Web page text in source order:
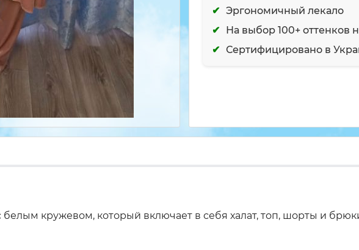
Эргономичный лекало
На выбор 100+ оттенков
Сертифицировано в
кружевом, который включает в себя халат, топ, шорты и